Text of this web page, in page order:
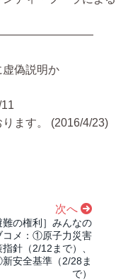
偽説明か
ます。 (2016/4/23)
次へ
難の権利］みんなの
コメ：①原子力災害
針（2/12まで）、
安全基準（2/28ま
で）